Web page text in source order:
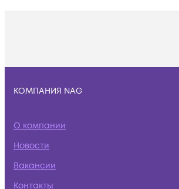
КОМПАНИЯ NAG
О компании
Новости
Вакансии
Контакты